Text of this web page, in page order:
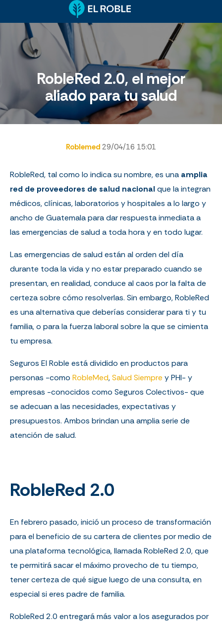
RobleRed 2.0, el mejor
aliado para tu salud
Roblemed 29/04/16 15:01
RobleRed, tal como lo indica su nombre, es una amplia
red de proveedores de salud nacional que la integran
médicos, clínicas, laboratorios y hospitales a lo largo y
ancho de Guatemala para dar respuesta inmediata a
las emergencias de salud a toda hora y en todo lugar.
Las emergencias de salud están al orden del día
durante toda la vida y no estar preparado cuando se
presentan, en realidad, conduce al caos por la falta de
certeza sobre cómo resolverlas. Sin embargo, RobleRed
es una alternativa que deberías considerar para ti y tu
familia, o para la fuerza laboral sobre la que se cimienta
tu empresa.
Seguros El Roble está dividido en productos para
personas -como RobleMed,Salud Siempre y PHI- y
empresas -conocidos como Seguros Colectivos- que
se adecuan a las necesidades, expectativas y
presupuestos. Ambos brindan una amplia serie de
atención de salud.
RobleRed 2.0
En febrero pasado, inició un proceso de transformación
para el beneficio de su cartera de clientes por medio de
una plataforma tecnológica, llamada RobleRed 2.0, que
te permitirá sacar el máximo provecho de tu tiempo,
tener certeza de qué sigue luego de una consulta, en
especial si eres padre de familia.
RobleRed 2.0 entregará más valor a los asegurados por